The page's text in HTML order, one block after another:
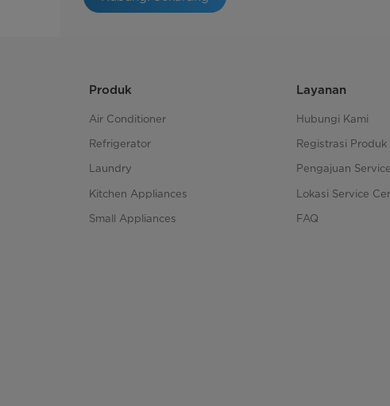
Produk
Air Conditioner
Refrigerator
Laundry
Kitchen Appliances
Small Appliances
Layanan
Hubungi Kami
Registrasi Produk
Pengajuan Service
Lokasi Service
FAQ